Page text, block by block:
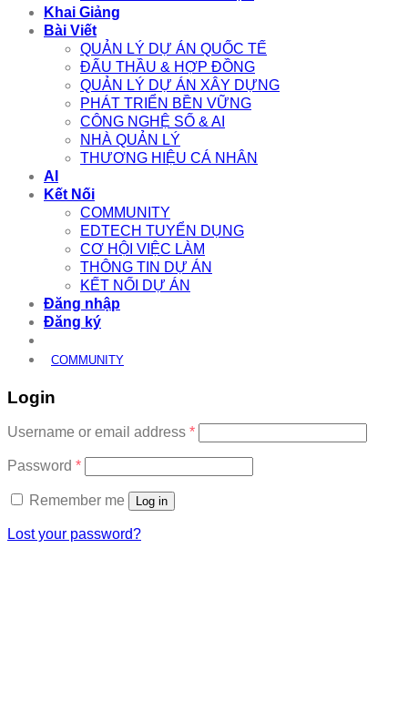
Khai Giảng
Bài Viết
QUẢN LÝ DỰ ÁN QUỐC TẾ
ĐẤU THẦU & HỢP ĐỒNG
QUẢN LÝ DỰ ÁN XÂY DỰNG
PHÁT TRIỂN BỀN VỮNG
CÔNG NGHỆ SỐ & AI
NHÀ QUẢN LÝ
THƯƠNG HIỆU CÁ NHÂN
AI
Kết Nối
COMMUNITY
EDTECH TUYỂN DỤNG
CƠ HỘI VIỆC LÀM
THÔNG TIN DỰ ÁN
KẾT NỐI DỰ ÁN
Đăng nhập
Đăng ký
COMMUNITY
Login
Username or email address *Required
Password *Required
Remember me Log in
Lost your password?